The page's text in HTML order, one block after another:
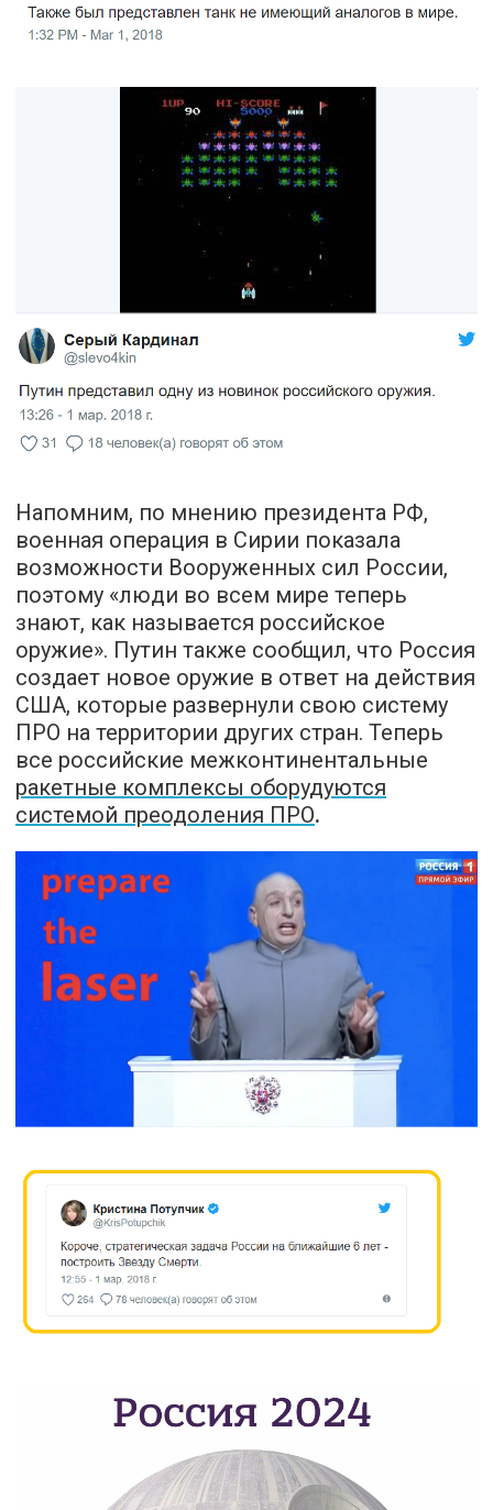
Напомним, по мнению президента РФ,
военная операция в Сирии показала
возможности Вооруженных сил России,
поэтому «люди во всем мире теперь
знают, как называется российское
оружие». Путин также сообщил, что Россия
создает новое оружие в ответ на действия
США, которые развернули свою систему
ПРО на территории других стран. Теперь
все российские межконтинентальные
ракетные комплексы оборудуются
системой преодоления ПРО.